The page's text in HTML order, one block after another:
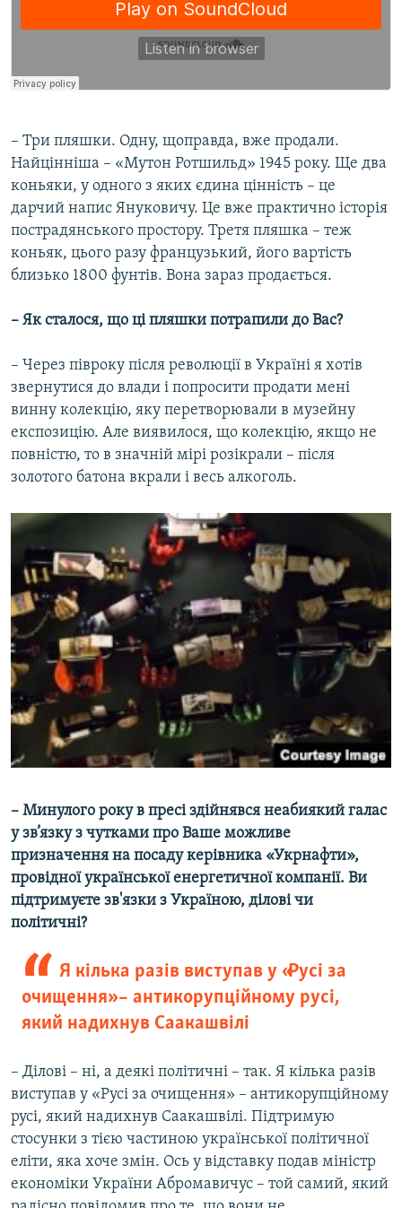
​– Три пляшки. Одну, щоправда, вже продали.
Найцінніша – «Мутон Ротшильд» 1945 року. Ще два
коньяки, у одного з яких єдина цінність – це
дарчий напис Януковичу. Це вже практично історія
пострадянського простору. Третя пляшка – теж
коньяк, цього разу французький, його вартість
близько 1800 фунтів. Вона зараз продається.​
– Як сталося, що ці пляшки потрапили до Вас?
– Через півроку після революції в Україні я хотів
звернутися до влади і попросити продати мені
винну колекцію, яку перетворювали в музейну
експозицію. Але виявилося, що колекцію, якщо не
повністю, то в значній мірі розікрали – після
золотого батона вкрали і весь алкоголь.​
– Минулого року в пресі здійнявся неабиякий галас
у зв’язку з чутками про Ваше можливе
призначення на посаду керівника «Укрнафти»,
провідної української енергетичної компанії. Ви
підтримуєте зв'язки з Україною, ділові чи
політичні?
Я кілька разів виступав у «Русі за
очищення» – антикорупційному русі,
який надихнув Саакашвілі
– Ділові – ні, а деякі політичні – так. Я кілька разів
виступав у «Русі за очищення» – антикорупційному
русі, який надихнув Саакашвілі. Підтримую
стосунки з тією частиною української політичної
еліти, яка хоче змін. Ось у відставку подав міністр
економіки України Абромавичус – той самий, який